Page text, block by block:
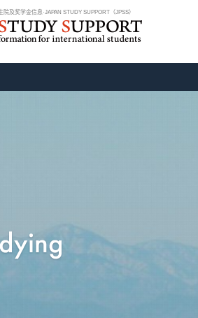
及奖学金信息·JAPAN STUDY SUPPORT（JPSS）